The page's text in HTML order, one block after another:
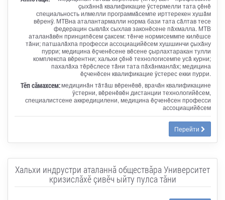
çыхăннă квалификацие ÿстермелли тата çĕнĕ
специальность илмелли программăсемпе ирттерекен хушăм
вĕренÿ. МТВна аталантармалли норма бази тата сăлтав тесе
федерацин сывлăх сыхлав законĕсене пăхмалла. МТВ
аталанăвĕн принципĕсем çаксем: тĕнче нормисеммпе килĕшсе
тăни; патшалăхпа професси ассоциацийĕсем хушшинчи çыхăну
пурри; медицина ĕçченĕсене вĕсене çырлахтаракан тулли
комплекспа вĕрентни; хальхи çĕнĕ технологисемпе усă курни;
пахалăха тĕрĕслесе тăни тата пăхăнманлăх; медицина
ĕçченĕсен квалификацие ÿстерес екки пурри.
Тӗп сӑмахсем:медицинăн тăтăш вĕренĕвĕ, врачăн квалификацине
ÿстерни, вĕренĕвĕн дистанции технологийĕсем,
специалистсене аккредицилени, медицина ĕçченĕсен професси
ассоциацийĕсем
Перейти
Хальхи индрустри аталаннă обществăра Университет
кризислăхĕ çивĕч ыйту пулса тăни